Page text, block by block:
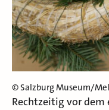
© Salzburg Museum/
Rechtzeitig vor